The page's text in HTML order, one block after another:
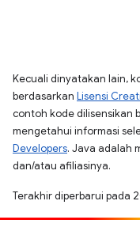
Kecuali dinyatakan lain,
berdasarkan Lisensi
contoh kode dilisensikan
mengetahui informasi
Developers. Java adalah
dan/atau afiliasinya.
Terakhir diperbarui pada